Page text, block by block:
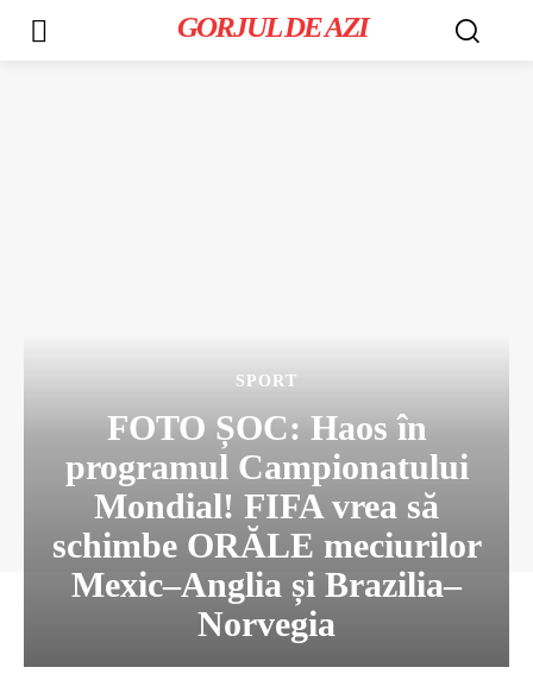
GORJUL DE AZI
SPORT
FOTO ȘOC: Haos în
programul Campionatului
Mondial! FIFA vrea să
schimbe ORĂLE meciurilor
Mexic–Anglia și Brazilia–
Norvegia